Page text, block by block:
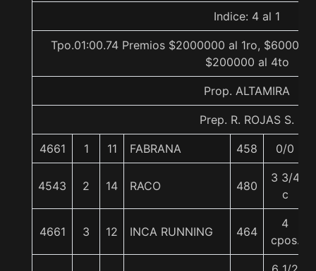
Indice: 4 al 1
Tpo.01:00.74 Premios $2000000 al 1ro,
$200000 al 4to
Prop. ALTAMIRA
Prep. R. ROJAS S.
4661 1 11 FABRANA 458 0/0
4543 2 14 RACO 480
3 3/4
c
4661 3 12 INCA RUNNING 464
4
cpos.